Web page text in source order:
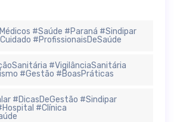
#Saúde #Paraná #Sindipar
#ProfissionaisDeSaúde
#VigilânciaSanitária
#Gestão #BoasPráticas
#DicasDeGestão #Sindipar
#Clínica